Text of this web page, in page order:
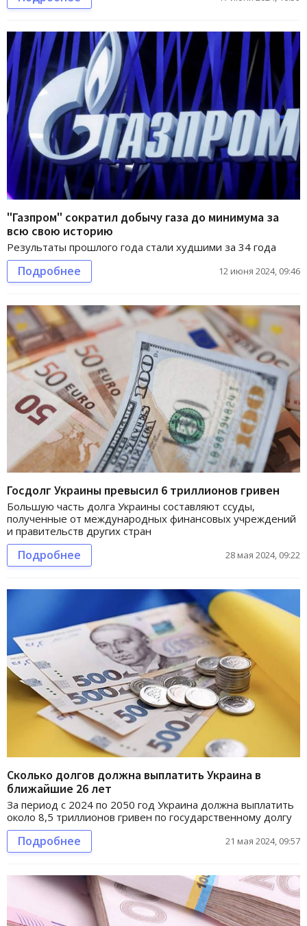
"Газпром" сократил добычу газа до минимума за
всю свою историю
Результаты прошлого года стали худшими за 34 года
Подробнее 12 июня 2024, 09:46
Госдолг Украины превысил 6 триллионов гривен
Большую часть долга Украины составляют ссуды,
полученные от международных финансовых учреждений
и правительств других стран
Подробнее 28 мая 2024, 09:22
Сколько долгов должна выплатить Украина в
ближайшие 26 лет
За период с 2024 по 2050 год Украина должна выплатить
около 8,5 триллионов гривен по государственному долгу
Подробнее 21 мая 2024, 09:57